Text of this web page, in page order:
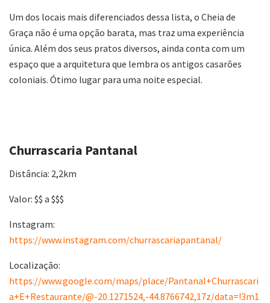
Um dos locais mais diferenciados dessa lista, o Cheia de
Graça não é uma opção barata, mas traz uma experiência
única. Além dos seus pratos diversos, ainda conta com um
espaço que a arquitetura que lembra os antigos casarões
coloniais. Ótimo lugar para uma noite especial.
Churrascaria Pantanal
Distância: 2,2km
Valor: $$ a $$$
Instagram:
https://www.instagram.com/churrascariapantanal/
Localização:
https://www.google.com/maps/place/Pantanal+Churrascari
a+E+Restaurante/@-20.1271524,-44.8766742,17z/data=!3m1